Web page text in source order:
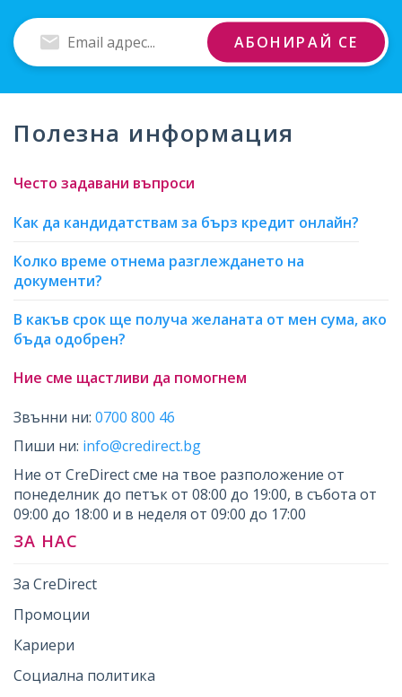
Въведи
Email
адрес
АБОНИРАЙ СЕ
Полезна информация
Често задавани въпроси
Как да кандидатствам за бърз кредит онлайн?
Колко време отнема разглеждането на
документи?
В какъв срок ще получа желаната от мен сума, ако
бъда одобрен?
Ние сме щастливи да помогнем
Звънни ни: 0700 800 46
Пиши ни: info@credirect.bg
Ние от CreDirect сме на твое разположение от
понеделник до петък от 08:00 до 19:00, в събота от
09:00 до 18:00 и в неделя от 09:00 до 17:00
ЗА НАС
За CreDirect
Промоции
Кариери
Социална политика